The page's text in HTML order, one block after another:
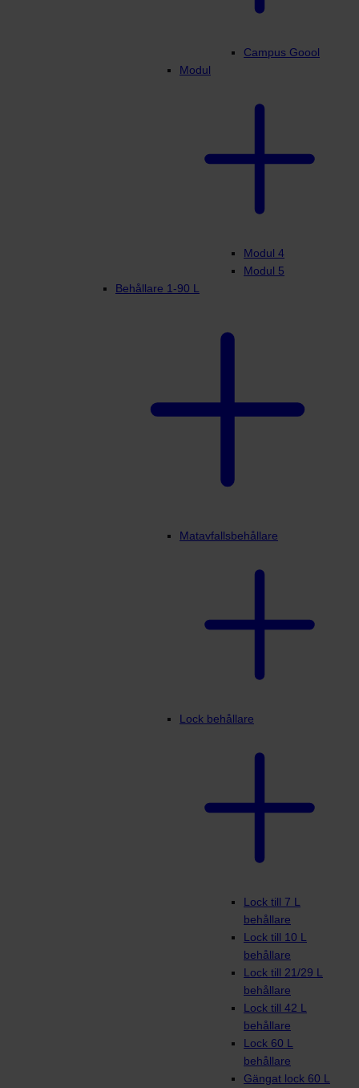
Campus Goool
Modul
Modul 4
Modul 5
Behållare 1-90 L
Matavfallsbehållare
Lock behållare
Lock till 7 L
behållare
Lock till 10 L
behållare
Lock till 21/29 L
behållare
Lock till 42 L
behållare
Lock 60 L
behållare
Gängat lock 60 L